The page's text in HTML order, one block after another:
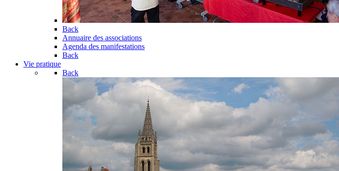
Back
Annuaire des associations
Agenda des manifestations
Back
Vie pratique
Back